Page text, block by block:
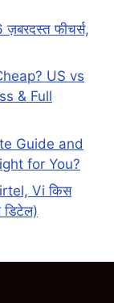
फीचर्स,
US vs
& Full
Guide and
for You?
Vi किस